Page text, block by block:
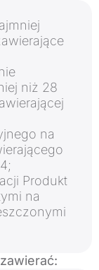
niż 28
na
Produkt
na